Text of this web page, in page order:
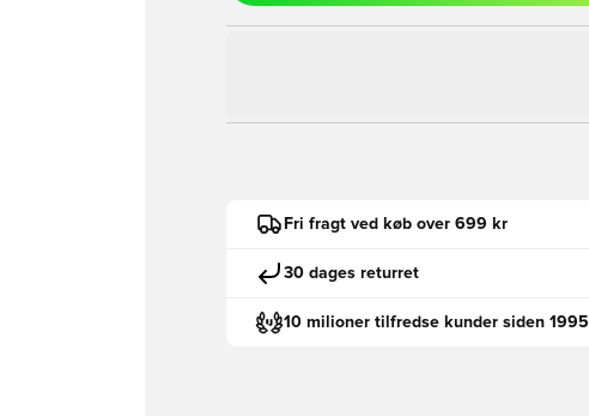
Fri fragt ved køb over 699 kr
30 dages returret
10 milioner tilfredse kunder siden 1995